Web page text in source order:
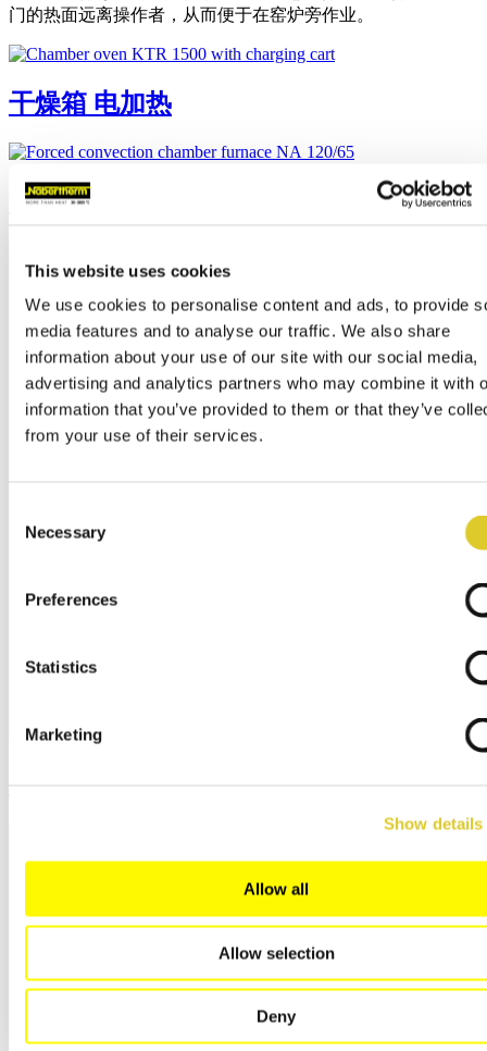
This website uses cookies
We use cookies to personalise content and ads, to provide
media features and to analyse our traffic. We also share
information about your use of our site with our social media,
advertising and analytics partners who may combine it with
information that you’ve provided to them or that they’ve
from your use of their services.
Selection
Necessary
Preferences
Statistics
Marketing
Show details
Allow all
Allow selection
Deny
门的热面远离操作者，从而便于在窑炉旁作业。
干燥箱 电加热
空气循环箱式炉 电加热